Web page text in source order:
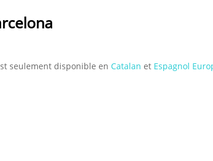
seulement disponible enCatalan et Espagnol